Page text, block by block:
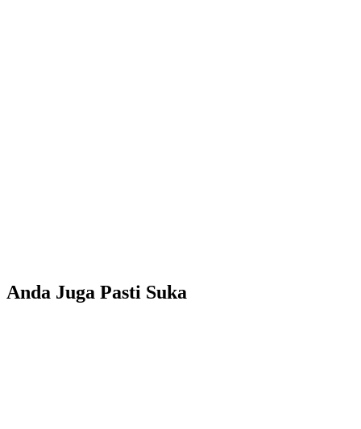
Anda Juga Pasti Suka